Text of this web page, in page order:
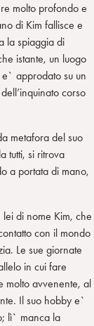
molto profondo e
di Kim fallisce e
la spiaggia di
istante, un luogo
e` approdato su un
corso
metafora del suo
tutti, si ritrova
a portata di mano,
di nome Kim, che
con il mondo
Le sue giornate
in cui fare
molto avvenente, al
Il suo hobby e`
lì` manca la